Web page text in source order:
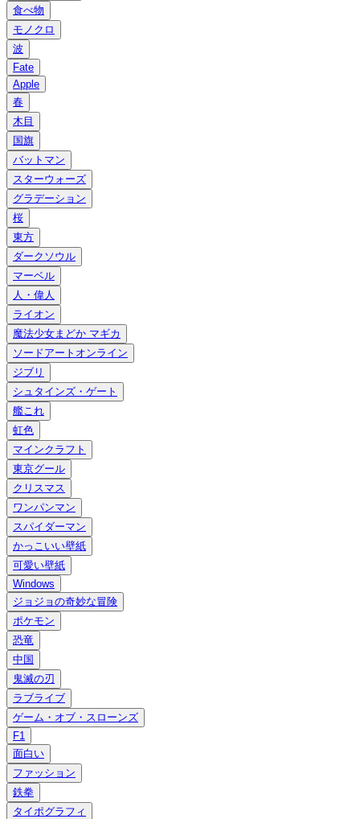
食べ物
モノクロ
波
Fate
Apple
春
木目
国旗
バットマン
スターウォーズ
グラデーション
桜
東方
ダークソウル
マーベル
人・偉人
ライオン
魔法少女まどか マギカ
ソードアートオンライン
ジブリ
シュタインズ・ゲート
艦これ
虹色
マインクラフト
東京グール
クリスマス
ワンパンマン
スパイダーマン
かっこいい壁紙
可愛い壁紙
Windows
ジョジョの奇妙な冒険
ポケモン
恐竜
中国
鬼滅の刃
ラブライブ
ゲーム・オブ・スローンズ
F1
面白い
ファッション
鉄拳
タイポグラフィ